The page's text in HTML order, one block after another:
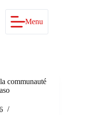
Menu
communauté